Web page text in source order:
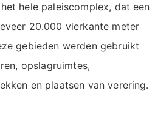
hele paleiscomplex, dat een
20.000 vierkante meter
gebieden werden gebruikt
opslagruimtes,
en plaatsen van verering.